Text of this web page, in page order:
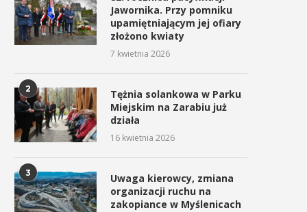
Jawornika. Przy pomniku
upamiętniającym jej ofiary
złożono kwiaty
7 kwietnia 2026
2
Tężnia solankowa w Parku
Miejskim na Zarabiu już
działa
16 kwietnia 2026
3
Uwaga kierowcy, zmiana
organizacji ruchu na
zakopiance w Myślenicach